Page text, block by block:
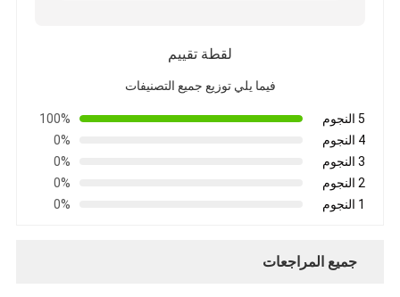
لقطة تقييم
فيما يلي توزيع جميع التصنيفات
5 النجوم
100%
4 النجوم
0%
3 النجوم
0%
2 النجوم
0%
1 النجوم
0%
جميع المراجعات